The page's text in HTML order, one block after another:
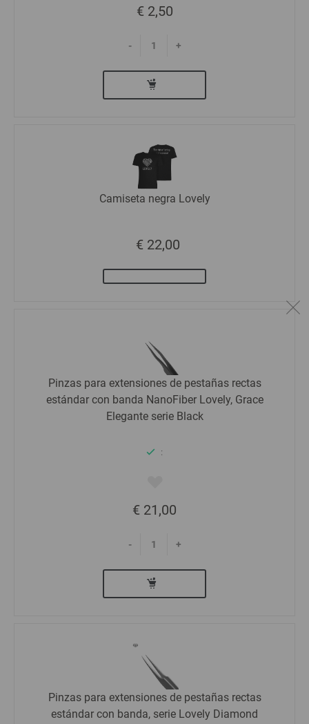
€ 2,50
- +
Camiseta negra Lovely
€ 22,00
Pinzas para extensiones de pestañas rectas
estándar con banda NanoFiber Lovely, Grace
Elegante serie Black
:
€ 21,00
- +
Pinzas para extensiones de pestañas rectas
estándar con banda, serie Lovely Diamond